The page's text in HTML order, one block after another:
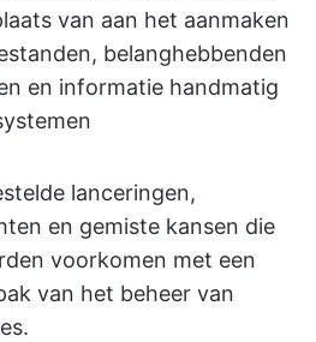
van aan het aanmaken
belanghebbenden
en informatie handmatig
lanceringen,
en gemiste kansen die
voorkomen met een
van het beheer van